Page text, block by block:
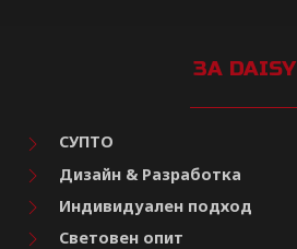
ЗА DAISY
СУПТО
Дизайн & Разработка
Индивидуален подход
Световен опит